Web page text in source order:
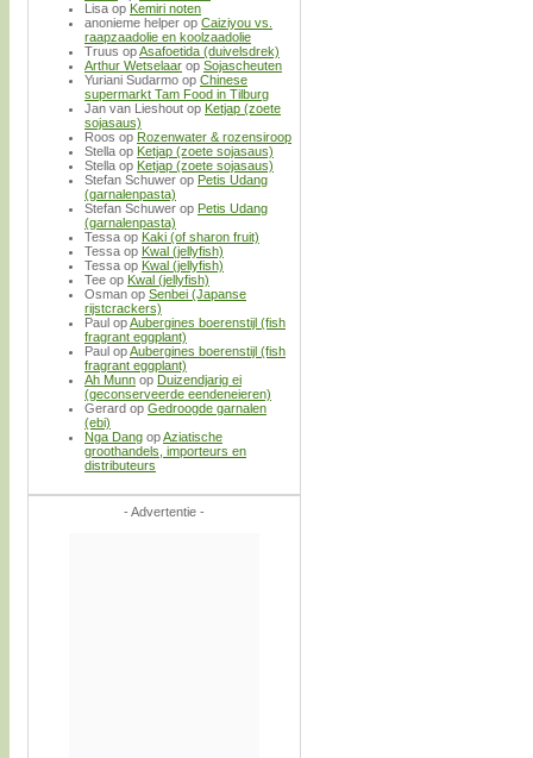
Lisa op Kemiri noten
anonieme helper op Caiziyou vs.
raapzaadolie en koolzaadolie
Truus opAsafoetida (duivelsdrek)
Arthur Wetselaar op Sojascheuten
Yuriani Sudarmo op Chinese
supermarkt Tam Food in Tilburg
Jan van Lieshout op Ketjap (zoete
sojasaus)
Roos op Rozenwater & rozensiroop
Stella op Ketjap (zoete sojasaus)
Stella op Ketjap (zoete sojasaus)
Stefan Schuwer op Petis Udang
(garnalenpasta)
Stefan Schuwer op Petis Udang
(garnalenpasta)
Tessa op Kaki (of sharon fruit)
Tessa op Kwal (jellyfish)
Tessa op Kwal (jellyfish)
Tee op Kwal (jellyfish)
Osman op Senbei (Japanse
rijstcrackers)
Paul opAubergines boerenstijl (fish
fragrant eggplant)
Paul opAubergines boerenstijl (fish
fragrant eggplant)
Ah Munn op Duizendjarig ei
(geconserveerde eendeneieren)
Gerard op Gedroogde garnalen
(ebi)
Nga Dang opAziatische
groothandels, importeurs en
distributeurs
- Advertentie -